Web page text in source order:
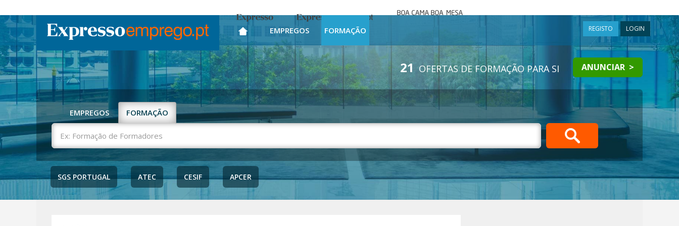
Expresso Expresso Emprego
mesa
EMPREGOS FORMAÇÃO REGISTO LOGIN
21 OFERTAS DE FORMAÇÃO PARA SI ANUNCIAR >
EMPREGOS FORMAÇÃO
Ex:
Formação
de
SGS PORTUGAL
ATEC CESIF APCER